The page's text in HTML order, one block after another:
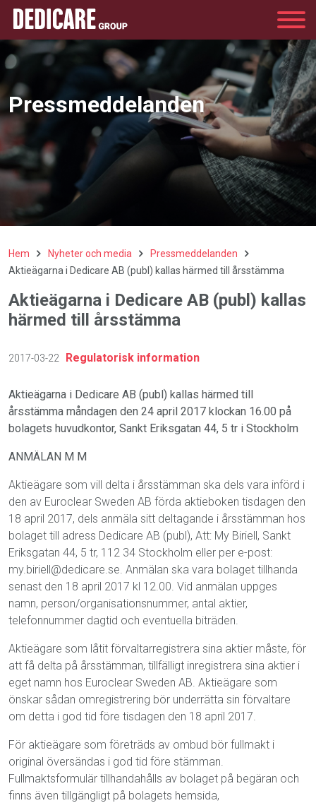
Pressmeddelanden
Hem Nyheter och media
Pressmeddelanden
Aktieägarna i Dedicare AB (publ) kallas härmed till årsstämma
Aktieägarna i Dedicare AB (publ) kallas
härmed till årsstämma
2017-03-22 Regulatorisk information
Aktieägarna i Dedicare AB (publ) kallas härmed till
årsstämma måndagen den 24 april 2017 klockan 16.00 på
bolagets huvudkontor, Sankt Eriksgatan 44, 5 tr i Stockholm
ANMÄLAN M M
Aktieägare som vill delta i årsstämman ska dels vara införd i
den av Euroclear Sweden AB förda aktieboken tisdagen den
18 april 2017, dels anmäla sitt deltagande i årsstämman hos
bolaget till adress Dedicare AB (publ), Att: My Biriell, Sankt
Eriksgatan 44, 5 tr, 112 34 Stockholm eller per e-post:
my.biriell@dedicare.se. Anmälan ska vara bolaget tillhanda
senast den 18 april 2017 kl 12.00. Vid anmälan uppges
namn, person/organisationsnummer, antal aktier,
telefonnummer dagtid och eventuella biträden.
Aktieägare som låtit förvaltarregistrera sina aktier måste, för
att få delta på årsstämman, tillfälligt inregistrera sina aktier i
eget namn hos Euroclear Sweden AB. Aktieägare som
önskar sådan omregistrering bör underrätta sin förvaltare
om detta i god tid före tisdagen den 18 april 2017.
För aktieägare som företräds av ombud bör fullmakt i
original översändas i god tid före stämman.
Fullmaktsformulär tillhandahålls av bolaget på begäran och
finns även tillgängligt på bolagets hemsida,